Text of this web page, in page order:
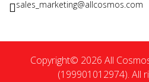
sales_marketing@allcosmos.com
Copyright© 2026 All
(199901012974). All